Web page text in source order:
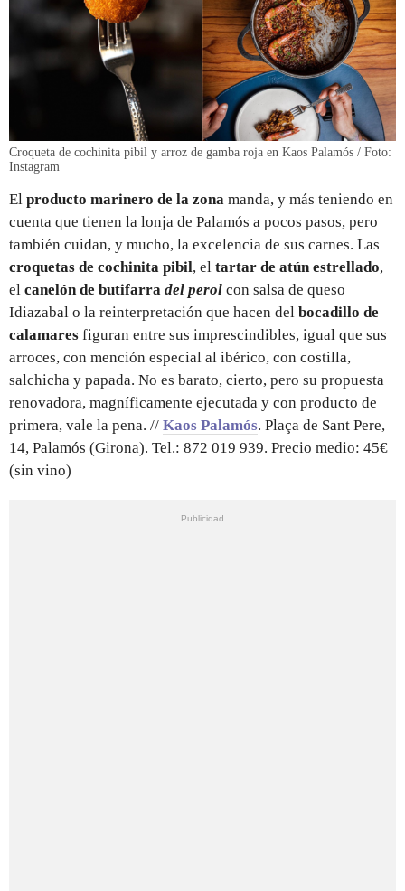
Croqueta de cochinita pibil y arroz de gamba roja en Kaos Palamós / Foto:
Instagram
El producto marinero de la zona manda, y más teniendo en
cuenta que tienen la lonja de Palamós a pocos pasos, pero
también cuidan, y mucho, la excelencia de sus carnes. Las
croquetas de cochinita pibil, el tartar de atún estrellado,
el canelón de butifarra del perol con salsa de queso
Idiazabal o la reinterpretación que hacen del bocadillo de
calamares figuran entre sus imprescindibles, igual que sus
arroces, con mención especial al ibérico, con costilla,
salchicha y papada. No es barato, cierto, pero su propuesta
renovadora, magníficamente ejecutada y con producto de
primera, vale la pena. // Kaos Palamós. Plaça de Sant Pere,
14, Palamós (Girona). Tel.: 872 019 939. Precio medio: 45€
(sin vino)